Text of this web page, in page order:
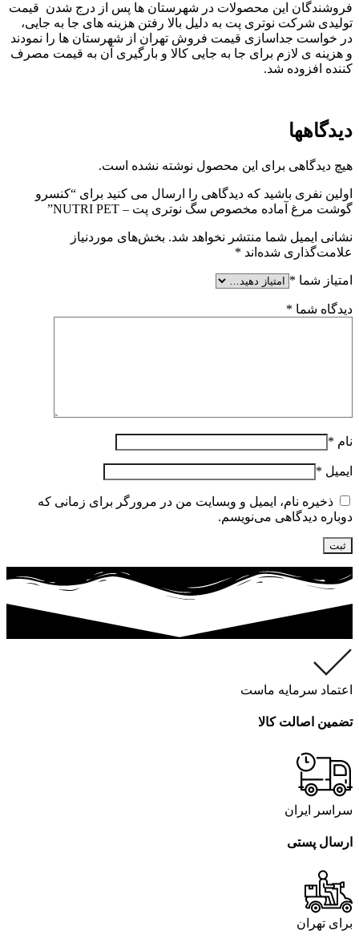
فروشندگان این محصولات در شهرستان ها پس از درج شدن قیمت
تولیدی شرکت نوتری پت به دلیل بالا رفتن هزینه های جا به جایی،
در خواست جداسازی قیمت فروش تهران از شهرستان ها را نمودند
و هزینه ی لازم برای جا به جایی کالا و بارگیری آن به قیمت مصرف
کننده افزوده شد.
دیدگاهها
هیچ دیدگاهی برای این محصول نوشته نشده است.
اولین نفری باشید که دیدگاهی را ارسال می کنید برای “کنسرو
گوشت مرغ آماده مخصوص سگ نوتری پت – NUTRI PET”
نشانی ایمیل شما منتشر نخواهد شد. بخش‌های موردنیاز
علامت‌گذاری شده‌اند *
امتیاز شما *
دیدگاه شما *
نام *
ایمیل *
ذخیره نام، ایمیل و وبسایت من در مرورگر برای زمانی که
دوباره دیدگاهی می‌نویسم.
اعتماد سرمایه ماست
تضمین اصالت کالا
سراسر ایران
ارسال پستی
برای تهران